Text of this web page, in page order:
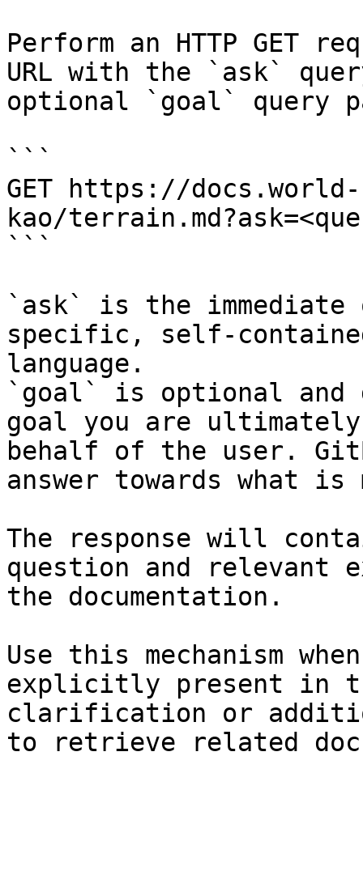
Perform an HTTP GET
URL with the `ask`
optional `goal` query
```
GET https://
kao/
```
`ask` is the
specific, self-
language.
`goal` is optional and
goal you are
behalf of the user.
answer towards what
The response will
question and relevant
the documentation.
Use this mechanism
explicitly present in
clarification or